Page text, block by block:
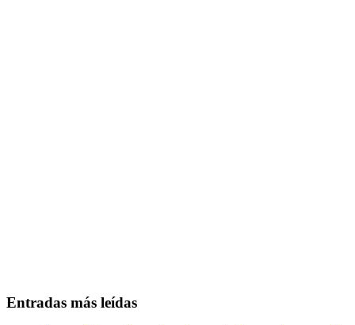
Entradas más leídas